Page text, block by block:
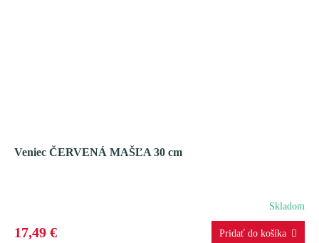
Veniec ČERVENÁ MAŠĽA 30 cm
Skladom
17,49 €